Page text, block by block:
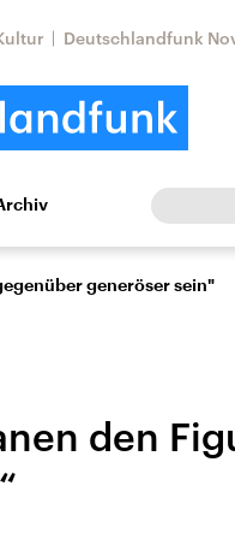
Deutschlandfunk
Europa
generöser sein"
den